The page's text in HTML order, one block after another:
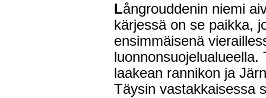
Långrouddenin niemi
kärjessä on se paikka,
ensimmäisenä
laakean rannikon ja
Täysin vastakkaisessa